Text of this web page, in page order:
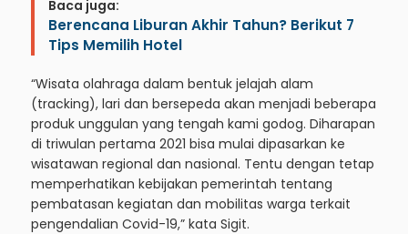
Baca juga:
Berencana Liburan Akhir Tahun? Berikut 7
Tips Memilih Hotel
“Wisata olahraga dalam bentuk jelajah alam
(tracking), lari dan bersepeda akan menjadi beberapa
produk unggulan yang tengah kami godog. Diharapan
di triwulan pertama 2021 bisa mulai dipasarkan ke
wisatawan regional dan nasional. Tentu dengan tetap
memperhatikan kebijakan pemerintah tentang
pembatasan kegiatan dan mobilitas warga terkait
pengendalian Covid-19,” kata Sigit.